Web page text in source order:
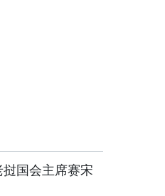
国会主席赛宋